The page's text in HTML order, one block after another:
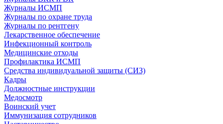
Журналы ИСМП
Журналы по охране труда
Журналы по рентгену
Лекарственное обеспечение
Инфекционный контроль
Медицинские отходы
Профилактика ИСМП
Средства индивидуальной защиты (СИЗ)
Кадры
Должностные инструкции
Медосмотр
Воинский учет
Иммунизация сотрудников